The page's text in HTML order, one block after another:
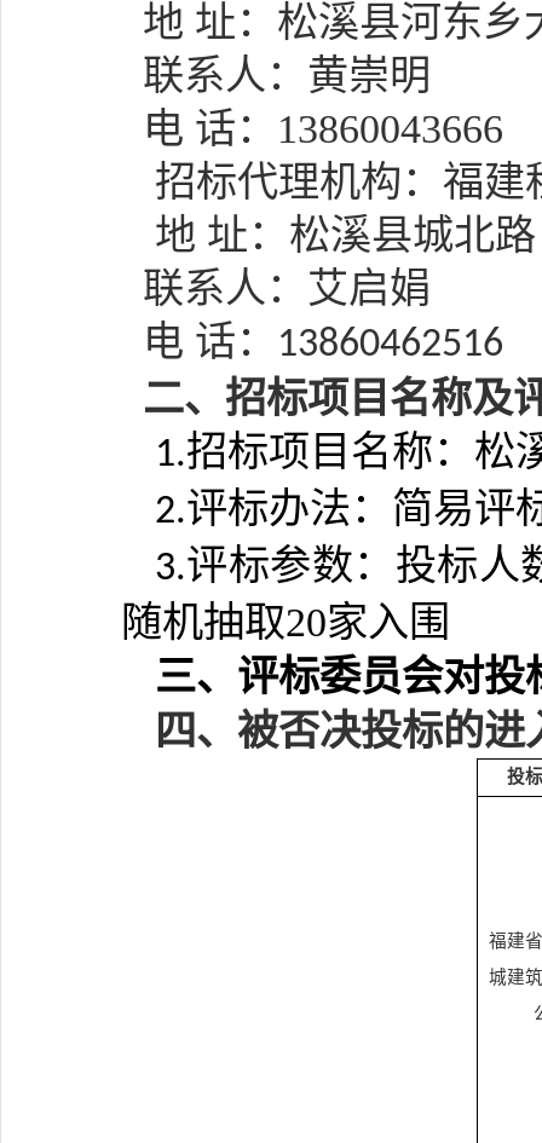
地 址：松溪县河东乡
联系人： 黄崇明
电 话： 13860043666
招标代理机构： 福建
地 址： 松溪县城北路
联系人： 艾启娟
电 话：
13860462516
二、招标项目名称及
1.招标项目名称： 松
2.评标办法：简易评
3.评标参数： 投标人
随机抽取20家入围
三、评标委员会对
四、被否决投标的
投
福建
城建